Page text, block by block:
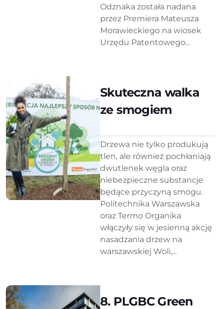
Odznaka została nadana
przez Premiera Mateusza
Morawieckiego na wiosek
Urzędu Patentowego...
Skuteczna walka
ze smogiem
Drzewa nie tylko produkują
tlen, ale również pochłaniają
dwutlenek węgla oraz
niebezpieczne substancje
będące przyczyną smogu.
Politechnika Warszawska
oraz Termo Organika
włączyły się w jesienną akcję
nasadzania drzew na
warszawskiej Woli,...
8. PLGBC Green